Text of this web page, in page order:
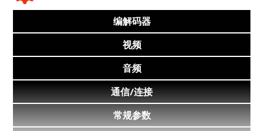
编解码器
视频
音频
通信/连接
常规参数